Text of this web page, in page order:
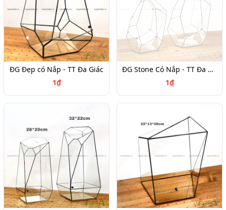
ĐG Đẹp có Nắp - TT Đa Giác
1₫
ĐG Stone Có Nắp - TT Đa Giác
1₫